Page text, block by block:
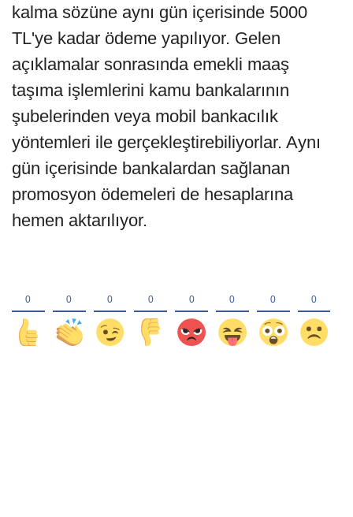
kalma sözüne aynı gün içerisinde 5000
TL'ye kadar ödeme yapılıyor. Gelen
açıklamalar sonrasında emekli maaş
taşıma işlemlerini kamu bankalarının
şubelerinden veya mobil bankacılık
yöntemleri ile gerçekleştirebiliyorlar. Aynı
gün içerisinde bankalardan sağlanan
promosyon ödemeleri de hesaplarına
hemen aktarılıyor.